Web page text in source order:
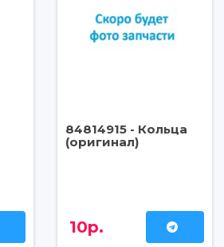
84814915 - Кольца
(оригинал)
10р.